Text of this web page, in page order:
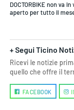
DOCTORBIKE non va
aperto per tutto il
+ Segui Ticino
Ricevi le notizie
quello che offre il
FACEBOOK